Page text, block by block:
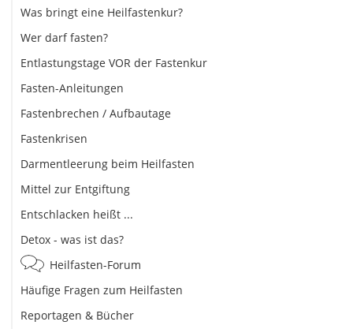
Was bringt eine Heilfastenkur?
Wer darf fasten?
Entlastungstage VOR der Fastenkur
Fasten-Anleitungen
Fastenbrechen / Aufbautage
Fastenkrisen
Darmentleerung beim Heilfasten
Mittel zur Entgiftung
Entschlacken heißt ...
Detox - was ist das?
Heilfasten-Forum
Häufige Fragen zum Heilfasten
Reportagen & Bücher